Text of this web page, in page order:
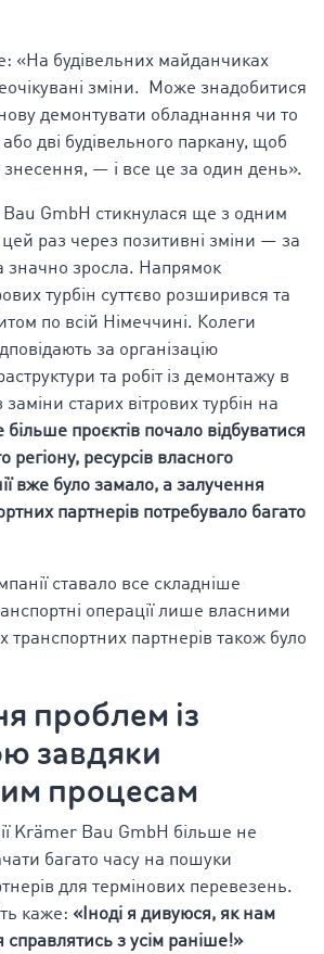
«На будівельних майданчиках
зміни. Може знадобитися
демонтувати обладнання чи то
дві будівельного паркану, щоб
знесення, — і все це за один день».
GmbH стикнулася ще з одним
раз через позитивні зміни — за
значно зросла. Напрямок
турбін суттєво розширився та
по всій Німеччині. Колеги
за організацію
та робіт із демонтажу в
заміни старих вітрових турбін на
більше проєктів почало відбуватися
регіону, ресурсів власного
вже було замало, а залучення
партнерів потребувало багато
ставало все складніше
операції лише власними
транспортних партнерів також було
проблем із
завдяки
процесам
Krämer Bau GmbH більше не
багато часу на пошуки
для термінових перевезень.
каже: «Іноді я дивуюся, як нам
справлятись з усім раніше!»